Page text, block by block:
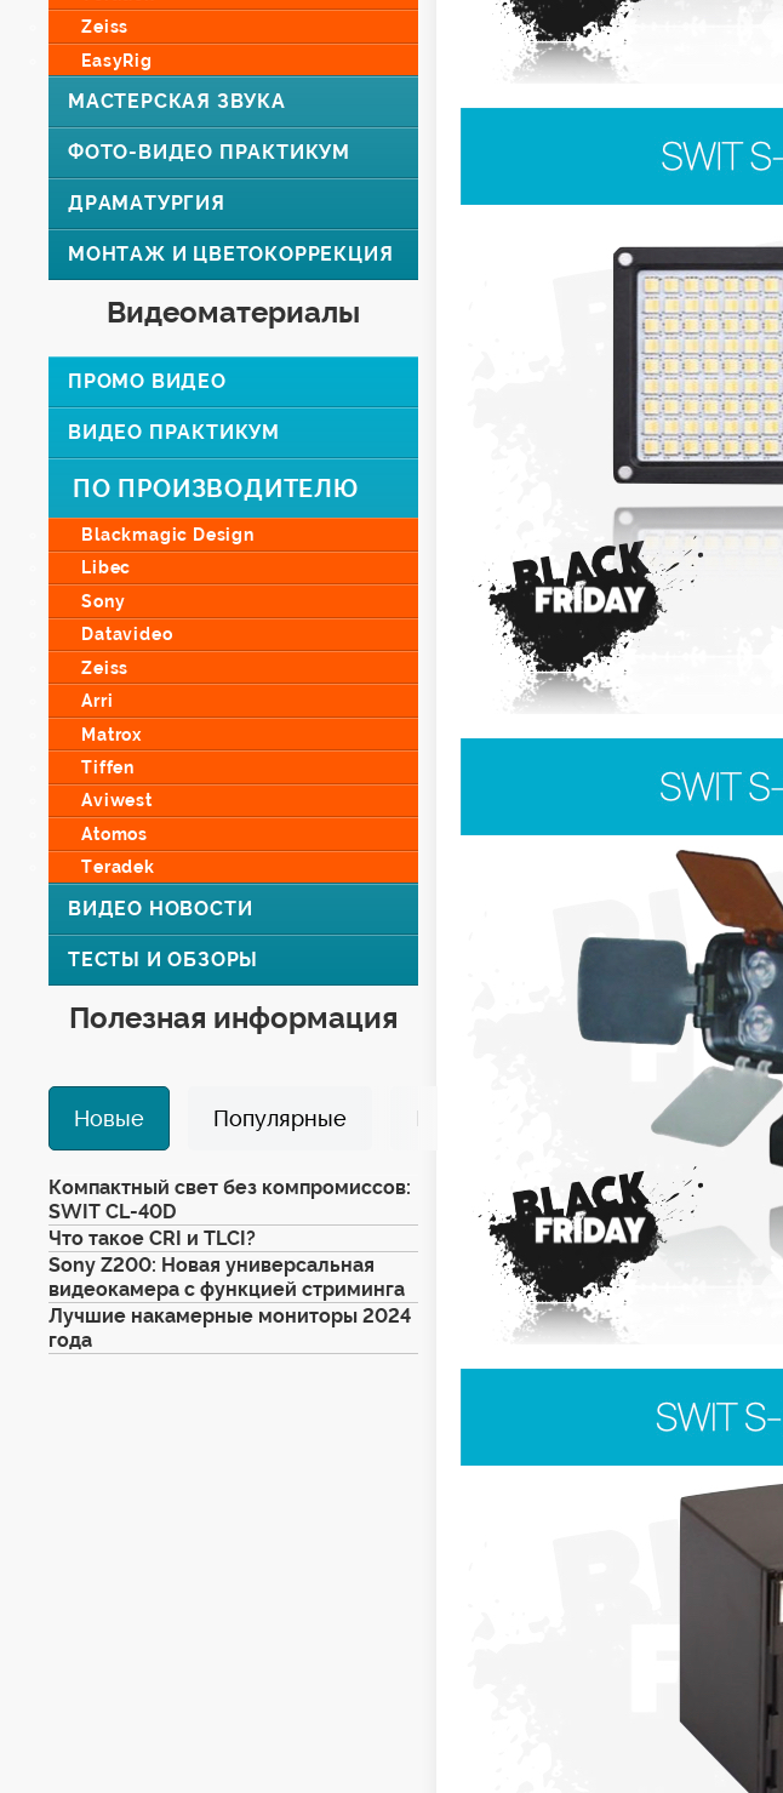
Zeiss
EasyRig
МАСТЕРСКАЯ ЗВУКА
ФОТО-ВИДЕО ПРАКТИКУМ
ДРАМАТУРГИЯ
МОНТАЖ И ЦВЕТОКОРРЕКЦИЯ
Видеоматериалы
ПРОМО ВИДЕО
ВИДЕО ПРАКТИКУМ
ПО ПРОИЗВОДИТЕЛЮ
Blackmagic Design
Libec
Sony
Datavideo
Zeiss
Arri
Matrox
Tiffen
Aviwest
Atomos
Teradek
ВИДЕО НОВОСТИ
ТЕСТЫ И ОБЗОРЫ
Полезная информация
Новые Популярные Избранные
Компактный свет без компромиссов:
SWIT CL-40D
Что такое CRI и TLCI?
Sony Z200: Новая универсальная
видеокамера с функцией стриминга
Лучшие накамерные мониторы 2024
года